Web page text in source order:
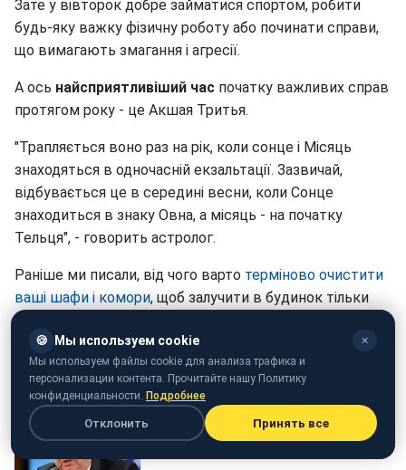
Зате у вівторок добре займатися спортом, робити
будь-яку важку фізичну роботу або починати справи,
що вимагають змагання і агресії.
А ось найсприятливіший час початку важливих справ
протягом року - це Акшая Тритья.
"Трапляється воно раз на рік, коли сонце і Місяць
знаходяться в одночасній екзальтації. Зазвичай,
відбувається це в середині весни, коли Сонце
знаходиться в знаку Овна, а місяць - на початку
Тельця", - говорить астролог.
Раніше ми писали, від чого варто терміново очистити
ваші шафи і комори, щоб залучити в будинок тільки
позитивну енергетику.
🍪 Мы используем cookie ✕
Мы используем файлы cookie для анализа трафика и
персонализации контента. Прочитайте нашу Политику
конфиденциальности. Подробнее
Отклонить Принять все